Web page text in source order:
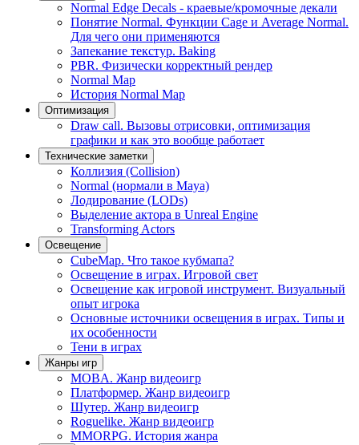
Normal Edge Decals - краевые/кромочные декали
Понятие Normal. Функции Cage и Average Normal.
Для чего они применяются
Запекание текстур. Baking
PBR. Физически корректный рендер
Normal Map
История Normal Map
Оптимизация
Draw call. Вызовы отрисовки, оптимизация
графики и как это вообще работает
Технические заметки
Коллизия (Collision)
Normal (нормали в Maya)
Лодирование (LODs)
Выделение актора в Unreal Engine
Transforming Actors
Освещение
CubeMap. Что такое кубмапа?
Освещение в играх. Игровой свет
Освещение как игровой инструмент. Визуальный
опыт игрока
Основные источники освещения в играх. Типы и
их особенности
Тени в играх
Жанры игр
MOBA. Жанр видеоигр
Платформер. Жанр видеоигр
Шутер. Жанр видеоигр
Roguelike. Жанр видеоигр
MMORPG. История жанра